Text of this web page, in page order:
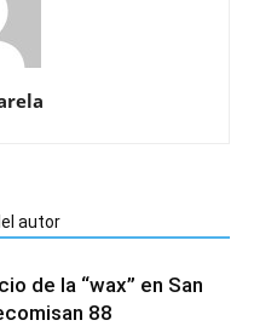
autor
de la “wax” en San
88